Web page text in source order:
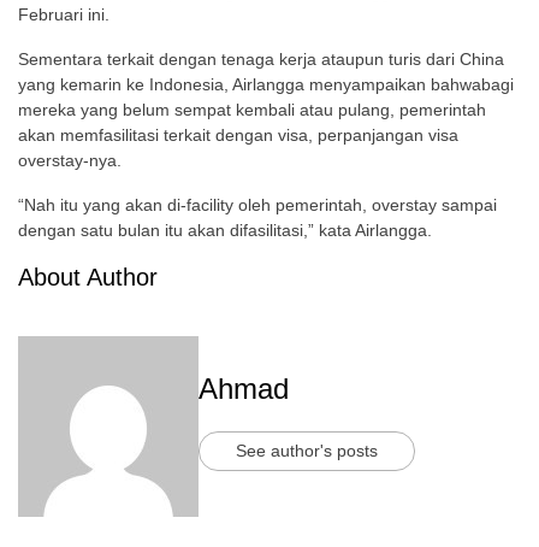
Februari ini.
Sementara terkait dengan tenaga kerja ataupun turis dari China
yang kemarin ke Indonesia, Airlangga menyampaikan bahwabagi
mereka yang belum sempat kembali atau pulang, pemerintah
akan memfasilitasi terkait dengan visa, perpanjangan visa
overstay-nya.
“Nah itu yang akan di-facility oleh pemerintah, overstay sampai
dengan satu bulan itu akan difasilitasi,” kata Airlangga.
About Author
Ahmad
See author's posts